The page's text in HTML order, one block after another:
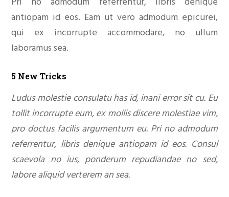
antiopam id eos. Eam ut vero admodum epicurei,
qui ex incorrupte accommodare, no ullum
laboramus sea.
5 New Tricks
Ludus molestie consulatu has id, inani error sit cu. Eu
tollit incorrupte eum, ex mollis discere molestiae vim,
pro doctus facilis argumentum eu. Pri no admodum
referrentur, libris denique antiopam id eos. Consul
scaevola no ius, ponderum repudiandae no sed,
labore aliquid verterem an sea.